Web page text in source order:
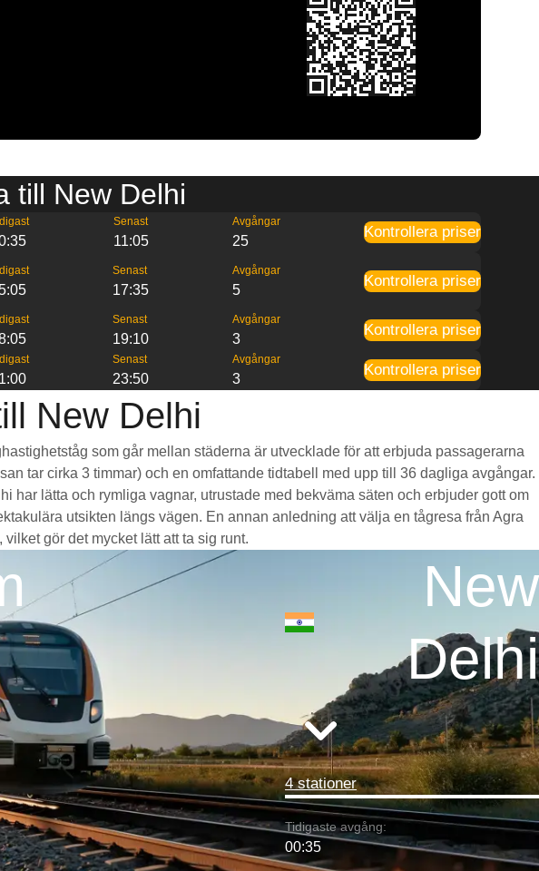
till New Delhi
Senast
11:05
Avgångar
25
Kontrollera priser
Senast
17:35
Avgångar
5
Kontrollera priser
Senast
19:10
Avgångar
3
Kontrollera priser
Senast
23:50
Avgångar
3
Kontrollera priser
New Delhi
som går mellan städerna är utvecklade för att erbjuda passagerarna
tar cirka 3 timmar) och en omfattande tidtabell med upp till 36 dagliga avgångar.
lätta och rymliga vagnar, utrustade med bekväma säten och erbjuder gott om
utsikten längs vägen. En annan anledning att välja en tågresa från Agra
gör det mycket lätt att ta sig runt.
New
Delhi
4 stationer
Tidigaste avgång:
00:35